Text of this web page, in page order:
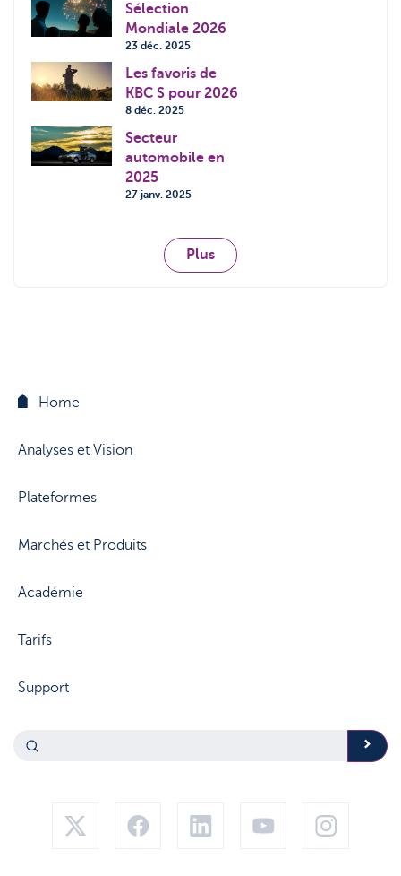
Sélection
Mondiale 2026
23 déc. 2025
Les favoris de
KBC S pour 2026
8 déc. 2025
Secteur
automobile en
2025
27 janv. 2025
Plus
Home
Analyses et Vision
Plateformes
Marchés et Produits
Académie
Tarifs
Support